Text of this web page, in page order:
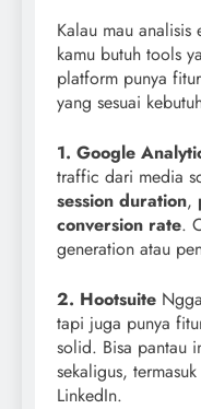
Kalau mau analisis
kamu butuh tools
platform punya
yang sesuai
1. Google
traffic dari media
session duration,
conversion rate.
generation atau
2. Hootsuite
tapi juga punya
solid. Bisa pantau
sekaligus,
LinkedIn.